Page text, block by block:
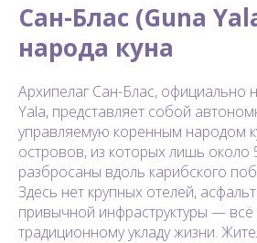
Сан-Блас (Guna
народа куна
Архипелаг Сан-Блас, официально
Yala, представляет собой
управляемую коренным народом
островов, из которых лишь
разбросаны вдоль карибского
Здесь нет крупных отелей,
привычной инфраструктуры —
традиционному укладу жизни.